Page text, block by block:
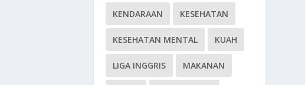
KENDARAAN KESEHATAN
KESEHATAN MENTAL KUAH
LIGA INGGRIS MAKANAN